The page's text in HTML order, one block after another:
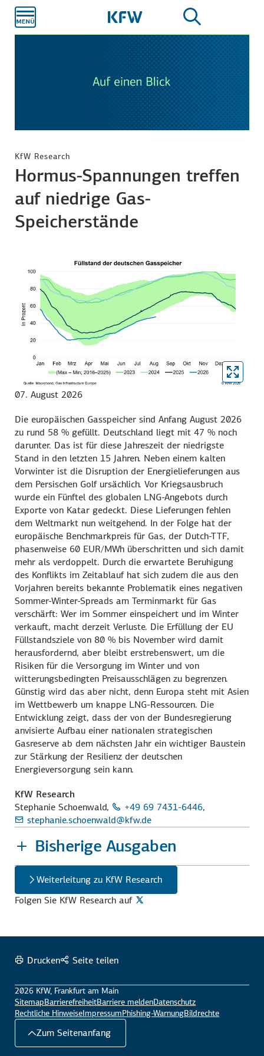
Hauptinhalt
KfW Research
Hormus-Spannungen treffen
auf niedrige Gas-
Speicherstände
07. August 2026
Die europäischen Gasspeicher sind Anfang August 2026
zu rund 58 % gefüllt. Deutschland liegt mit47 % noch
darunter. Das ist für diese Jahreszeit der niedrigste
Stand in den letzten 15 Jahren. Neben einem kalten
Vorwinter ist die Disruption der Energielieferungen aus
dem Persischen Golf ursächlich. Vor Kriegsausbruch
wurde ein Fünftel des globalen LNG-Angebots durch
Exporte von Katar gedeckt. Diese Lieferungen fehlen
dem Weltmarkt nun weitgehend. In der Folge hat der
europäische Benchmarkpreis für Gas, der Dutch-TTF,
phasenweise 60 EUR/MWh überschritten und sich damit
mehr als verdoppelt. Durch die erwartete Beruhigung
des Konflikts im Zeitablauf hat sich zudem die aus den
Vorjahren bereits bekannte Problematik eines negativen
Sommer-Winter-Spreads am Terminmarkt für Gas
verschärft: Wer im Sommer einspeichert und im Winter
verkauft, macht derzeit Verluste. Die Erfüllung der EU
Füllstandsziele von 80 % bis November wird damit
herausfordernd, aber bleibt erstrebenswert, um die
Risiken für die Versorgung im Winter und von
witterungsbedingten Preisausschlägen zu begrenzen.
Günstig wird das aber nicht, denn Europa steht mit Asien
im Wettbewerb um knappe LNG-Ressourcen. Die
Entwicklung zeigt, dass der von der Bundesregierung
anvisierte Aufbau einer nationalen strategischen
Gasreserve ab dem nächsten Jahr ein wichtiger Baustein
zur Stärkung der Resilienz der deutschen
Energieversorgung sein kann.
KfW Research
Stephanie Schoenwald,
+49 69 7431-6446,
stephanie.schoenwald@kfw.de
Bisherige Ausgaben
Weiterleitung zu KfW Research
Folgen Sie KfW Research auf
Drucken Seite teilen
2026 KfW, Frankfurt am Main
SitemapBarrierefreiheitBarriere meldenDatenschutz
Rechtliche HinweiseImpressumPhishing-WarnungBildrechte
Zum Seitenanfang